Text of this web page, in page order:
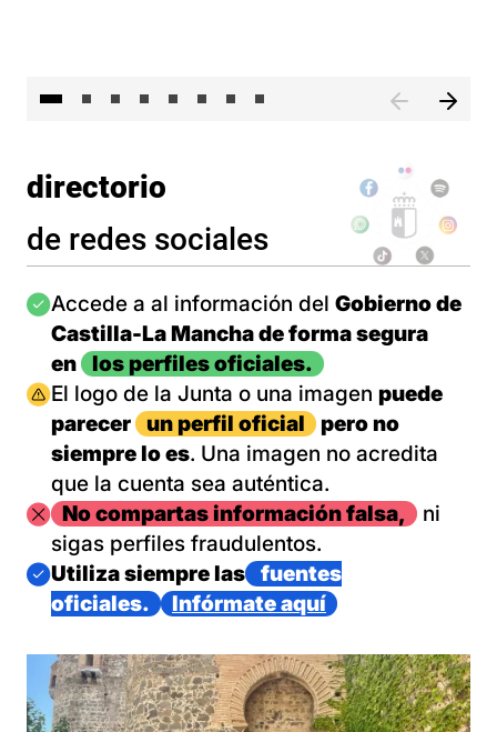
directorio
de redes sociales
Imagen
Accede a al información del Gobierno de
Castilla-La Mancha de forma segura
en
los perfiles oficiales.
Imagen
El logo de la Junta o una imagen puede
parecer
un perfil oficial
pero no
siempre lo es. Una imagen no acredita
que la cuenta sea auténtica.
ImagenNo compartas información falsa,
ni
sigas perfiles fraudulentos.
Imagen
Utiliza siempre las
fuentes
oficiales.
Infórmate aquí